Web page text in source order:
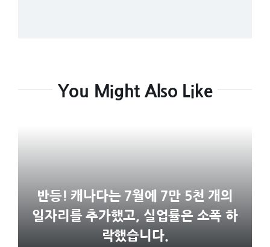
You Might Also Like
반등! 캐나다는 7월에 7만 5천 개의
일자리를 추가했고, 실업률은 소폭 하
락했습니다.